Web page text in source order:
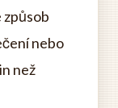
nebo
než